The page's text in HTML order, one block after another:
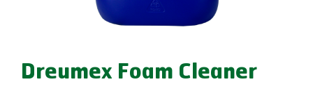
Dreumex Foam Cleaner